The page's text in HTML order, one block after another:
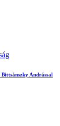
Andrással